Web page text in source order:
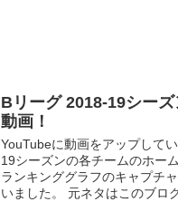
Bリーグ 2018-19シー
動画！
YouTubeに動画をアップして
19シーズンの各チームのホー
ランキンググラフのキャプチ
いました。 元ネタはこのブロ